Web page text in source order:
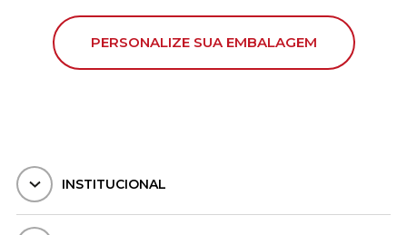
PERSONALIZE SUA EMBALAGEM
INSTITUCIONAL